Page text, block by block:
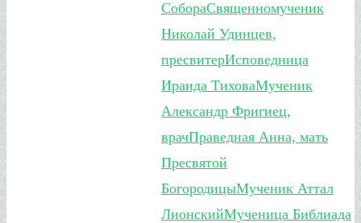
СобораСвященномученик
Николай Удинцев,
пресвитерИсповедница
Ираида ТиховаМученик
Александр Фригиец,
врачПраведная Анна, мать
Пресвятой
БогородицыМученик Аттал
ЛионскийМученица Библиада